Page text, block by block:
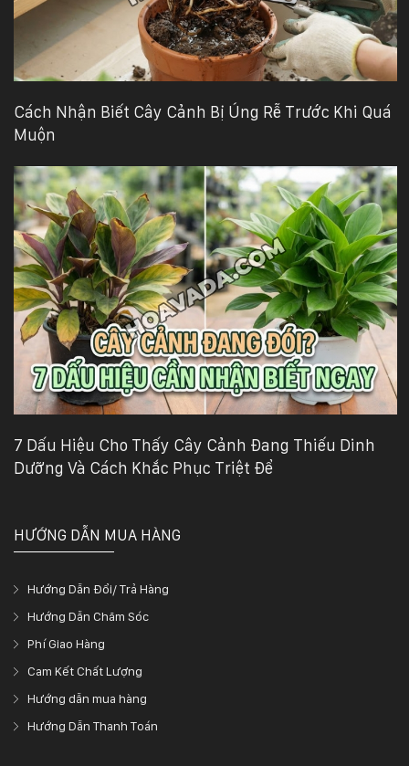
Cách Nhận Biết Cây Cảnh Bị Úng Rễ Trước Khi Quá
Muộn
7 Dấu Hiệu Cho Thấy Cây Cảnh Đang Thiếu Dinh
Dưỡng Và Cách Khắc Phục Triệt Để
HƯỚNG DẪN MUA HÀNG
Hướng Dẫn Đổi/ Trả Hàng
Hướng Dẫn Chăm Sóc
Phí Giao Hàng
Cam Kết Chất Lượng
Hướng dẫn mua hàng
Hướng Dẫn Thanh Toán